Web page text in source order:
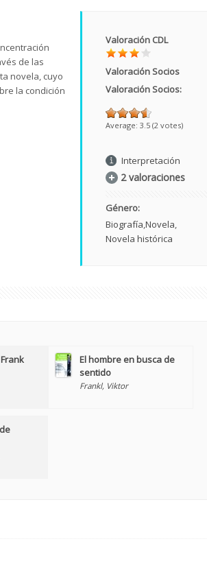
de las
novela, cuyo
la condición
Valoración CDL
Valoración Socios
Valoración Socios:
Average: 3.5 (2 votes)
Interpretación
2 valoraciones
Género:
Biografía Novela
Novela histórica
El hombre en busca de
sentido
Frankl, Viktor